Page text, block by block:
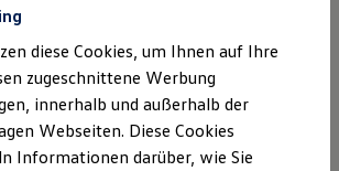
unterwegs
Zuhause
finden
Neo
Klar im Design. Stark im Alltag.
jetzt den neuen ID.3 Neo!
Neo erfahren
diese Cookies, um Ihnen auf Ihre
zugeschnittene Werbung
innerhalb und außerhalb der
Webseiten. Diese Cookies
Informationen darüber, wie Sie